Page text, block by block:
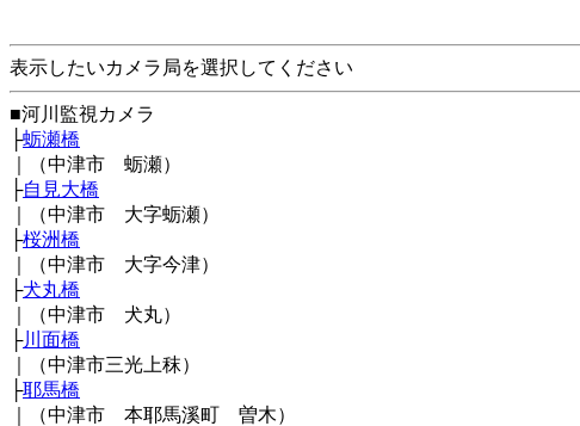
表示したいカメラ局を選択してください
■河川監視カメラ
├蛎瀬橋
｜（中津市 蛎瀬）
├自見大橋
｜（中津市 大字蛎瀬）
├桜洲橋
｜（中津市 大字今津）
├犬丸橋
｜（中津市 犬丸）
├川面橋
｜（中津市三光上秣）
├耶馬橋
｜（中津市 本耶馬溪町 曽木）